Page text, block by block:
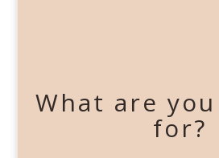
What are
for?